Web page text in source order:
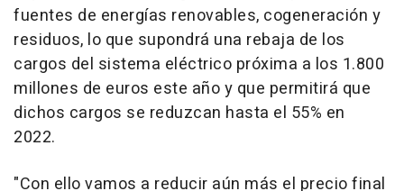
fuentes de energías renovables, cogeneración y
residuos, lo que supondrá una rebaja de los
cargos del sistema eléctrico próxima a los 1.800
millones de euros este año y que permitirá que
dichos cargos se reduzcan hasta el 55% en
2022.
"Con ello vamos a reducir aún más el precio final